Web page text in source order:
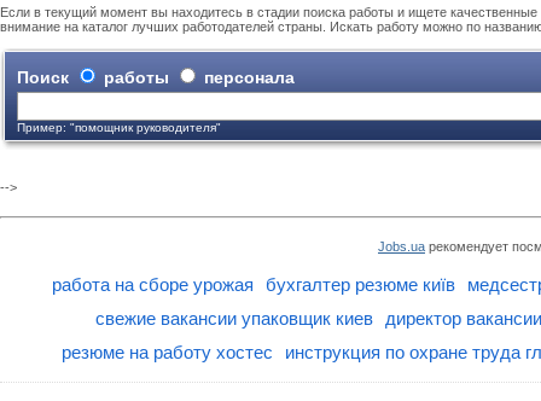
Если в текущий момент вы находитесь в стадии поиска работы и ищете
внимание на каталог лучших работодателей страны. Искать работу можно по
Поиск работы персонала
Пример: "помощник руководителя"
-->
Jobs.ua рекомендует
работа на сборе урожая бухгалтер резюме київ
свежие вакансии упаковщик киев
директор вакансии
резюме на работу хостес
инструкция по охране труда